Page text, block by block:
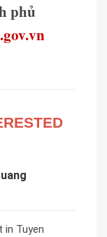
phủ
in Tuyen